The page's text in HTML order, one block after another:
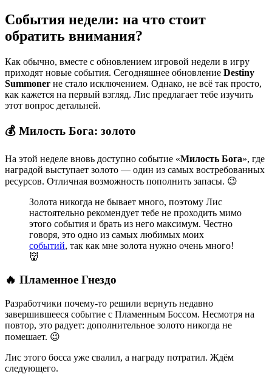
События недели: на что стоит
обратить внимания?
Как обычно, вместе с обновлением игровой недели в игру
приходят новые события. Сегодняшнее обновление Destiny
Summoner не стало исключением. Однако, не всё так просто,
как кажется на первый взгляд. Лис предлагает тебе изучить
этот вопрос детальней.
💰 Милость Бога: золото
На этой неделе вновь доступно событие «Милость Бога», где
наградой выступает золото — один из самых востребованных
ресурсов. Отличная возможность пополнить запасы. 😉
Золота никогда не бывает много, поэтому Лис
настоятельно рекомендует тебе не проходить мимо
этого события и брать из него максимум. Честно
говоря, это одно из самых любимых моих
событий, так как мне золота нужно очень много!
👹
🔥 Пламенное Гнездо
Разработчики почему-то решили вернуть недавно
завершившееся событие с Пламенным Боссом. Несмотря на
повтор, это радует: дополнительное золото никогда не
помешает. 😉
Лис этого босса уже свалил, а награду потратил. Ждём
следующего.